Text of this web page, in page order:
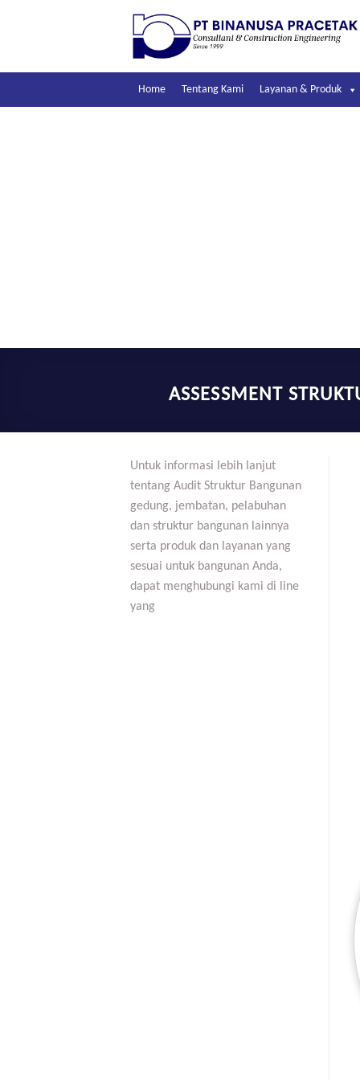
Home Tentang Kami Layanan & Produk
ASSESSMENT
Untuk informasi lebih lanjut
tentang Audit Struktur Bangunan
gedung, jembatan, pelabuhan
dan struktur bangunan lainnya
serta produk dan layanan yang
sesuai untuk bangunan Anda,
dapat menghubungi kami di line
yang